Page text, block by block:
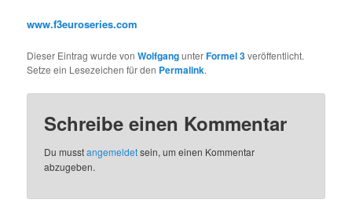
www.f3euroseries.com
Dieser Eintrag wurde vonWolfgangunterFormel 3veröffentlicht.
Setze ein Lesezeichen für den Permalink.
Schreibe einen Kommentar
Du musstangemeldetsein, um einen Kommentar
abzugeben.